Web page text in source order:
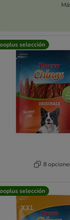
selección
8
selección